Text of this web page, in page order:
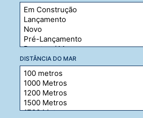
DISTÂNCIA DO MAR